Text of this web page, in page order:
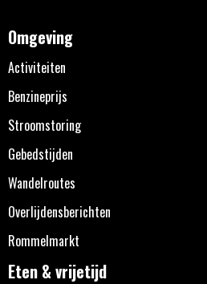
Omgeving
Activiteiten
Benzineprijs
Stroomstoring
Gebedstijden
Wandelroutes
Overlijdensberichten
Rommelmarkt
Eten & vrijetijd